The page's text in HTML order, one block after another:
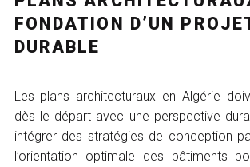
FONDATION D’UN
DURABLE
Les plans architecturaux en Algérie
dès le départ avec une perspective
intégrer des stratégies de conception
l’orientation optimale des bâtiments